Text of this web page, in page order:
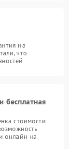
на
что
бесплатная
стоимости
онлайн на